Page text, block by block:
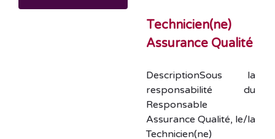
Technicien(ne)
Assurance Qualité
DescriptionSous la
responsabilité du
Responsable
Assurance Qualité, le/la
Technicien(ne)